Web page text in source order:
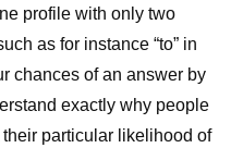
profile with only two
as for instance “to” in
chances of an answer by
exactly why people
particular likelihood of